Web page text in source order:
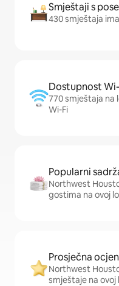
Smještaji s
430 smještaja
Dostupnost
770 smještaja na
Wi-Fi
Popularni
Northwest
gostima na ovoj
Prosječna
Northwest
smještaje na ovoj